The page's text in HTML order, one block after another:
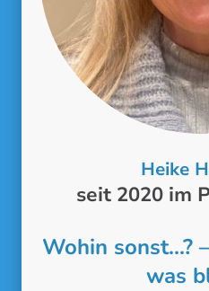
Heike
seit 2020 im
Wohin sonst...?
was